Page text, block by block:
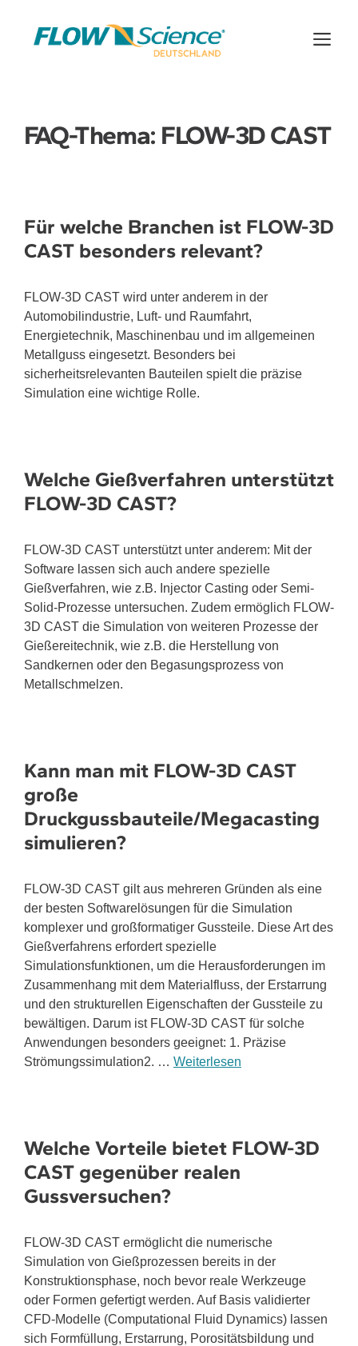
springen
FAQ-Thema: FLOW-3D CAST
Für welche Branchen ist FLOW-3D
CAST besonders relevant?
FLOW-3D CAST wird unter anderem in der
Automobilindustrie, Luft- und Raumfahrt,
Energietechnik, Maschinenbau und im allgemeinen
Metallguss eingesetzt. Besonders bei
sicherheitsrelevanten Bauteilen spielt die präzise
Simulation eine wichtige Rolle.
Welche Gießverfahren unterstützt
FLOW-3D CAST?
FLOW-3D CAST unterstützt unter anderem: Mit der
Software lassen sich auch andere spezielle
Gießverfahren, wie z.B. Injector Casting oder Semi-
Solid-Prozesse untersuchen. Zudem ermöglich FLOW-
3D CAST die Simulation von weiteren Prozesse der
Gießereitechnik, wie z.B. die Herstellung von
Sandkernen oder den Begasungsprozess von
Metallschmelzen.
Kann man mit FLOW-3D CAST
große
Druckgussbauteile/Megacasting
simulieren?
FLOW-3D CAST gilt aus mehreren Gründen als eine
der besten Softwarelösungen für die Simulation
komplexer und großformatiger Gussteile. Diese Art des
Gießverfahrens erfordert spezielle
Simulationsfunktionen, um die Herausforderungen im
Zusammenhang mit dem Materialfluss, der Erstarrung
und den strukturellen Eigenschaften der Gussteile zu
bewältigen. Darum ist FLOW-3D CAST für solche
Anwendungen besonders geeignet: 1. Präzise
Strömungssimulation2. … Weiterlesen
Welche Vorteile bietet FLOW-3D
CAST gegenüber realen
Gussversuchen?
FLOW-3D CAST ermöglicht die numerische
Simulation von Gießprozessen bereits in der
Konstruktionsphase, noch bevor reale Werkzeuge
oder Formen gefertigt werden. Auf Basis validierter
CFD-Modelle (Computational Fluid Dynamics) lassen
sich Formfüllung, Erstarrung, Porositätsbildung und